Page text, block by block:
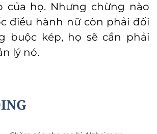
của họ. Nhưng chừng nào
điều hành nữ còn phải đối
buộc kép, họ sẽ cần phải
lý nó.